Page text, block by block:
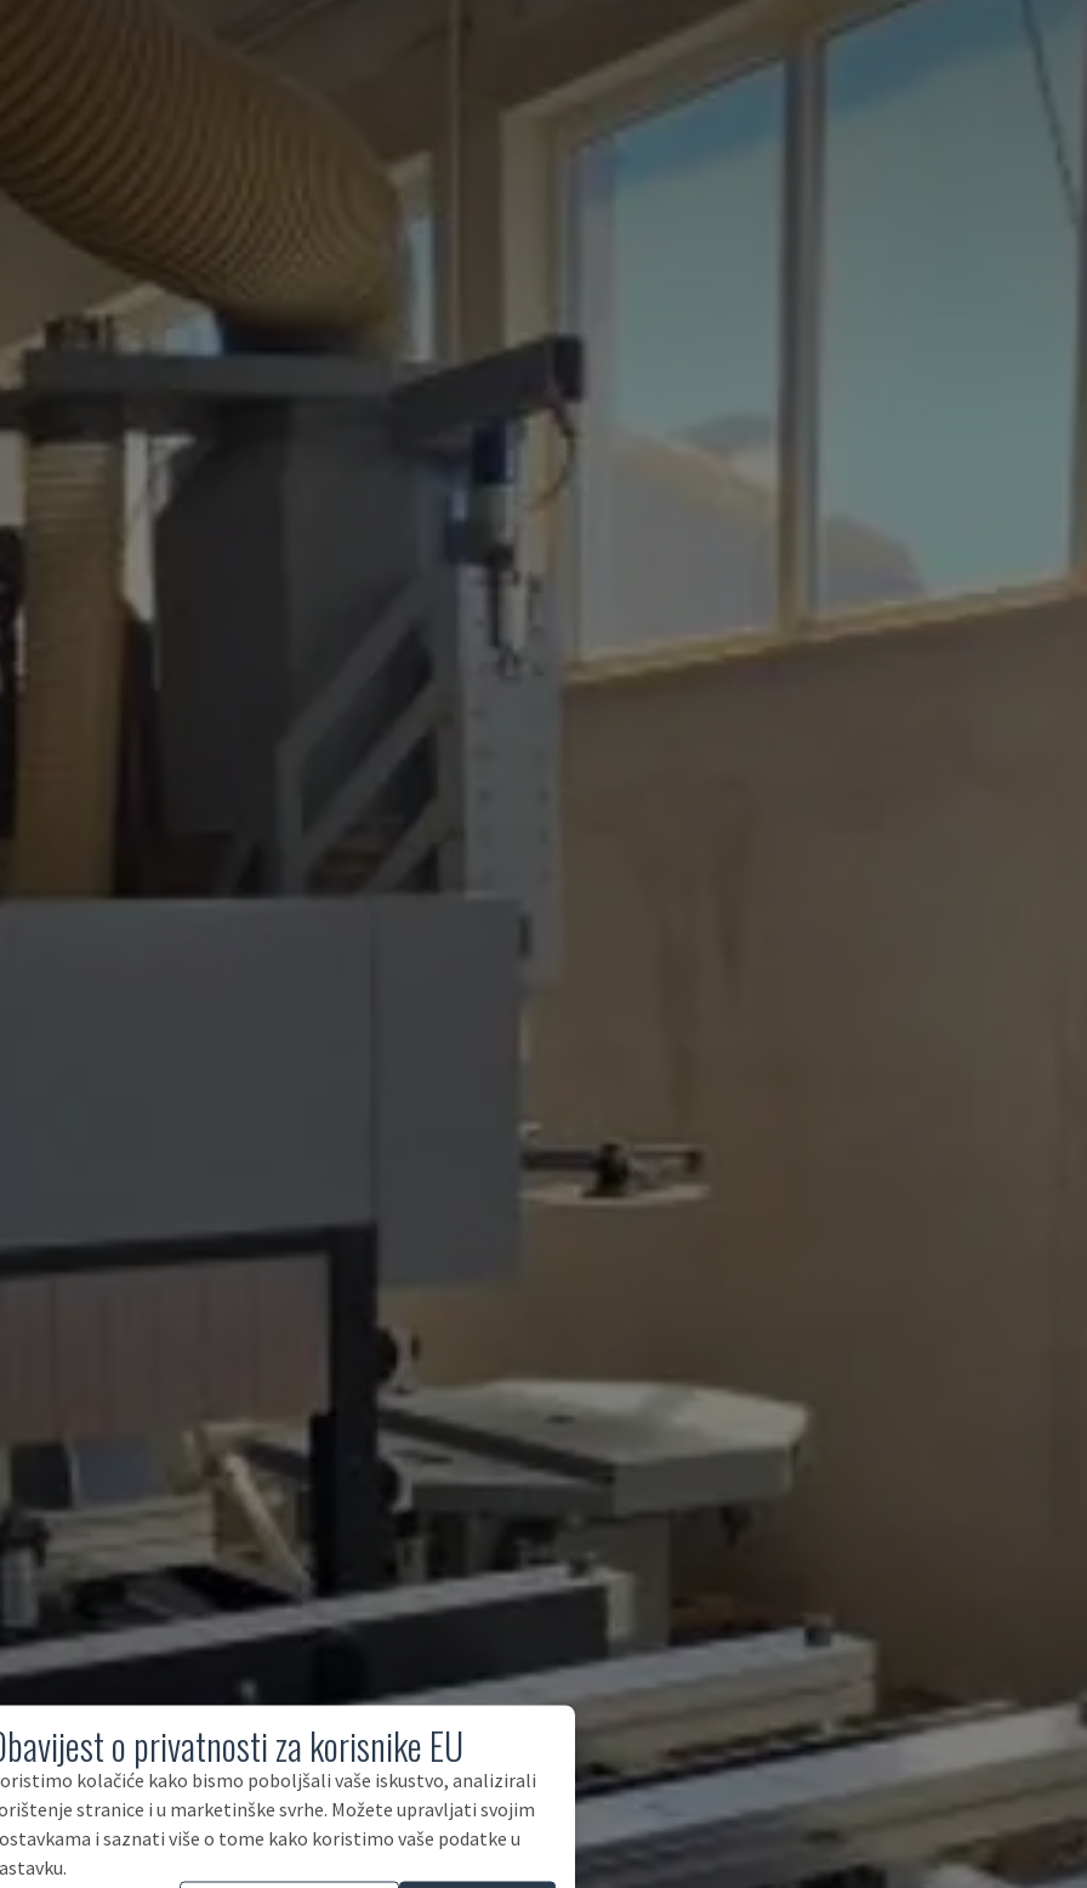
o privatnosti za korisnike EU
kolačiće kako bismo poboljšali vaše iskustvo, analizirali
stranice i u marketinške svrhe. Možete upravljati svojim
i saznati više o tome kako koristimo vaše podatke u